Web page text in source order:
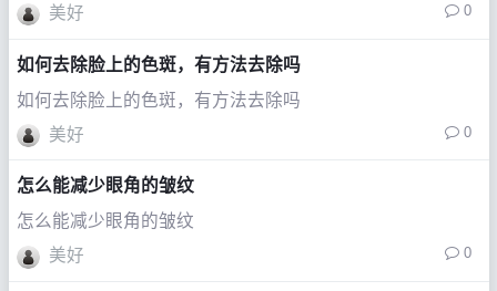
美好
0
如何去除脸上的色斑，有方法去除吗
如何去除脸上的色斑，有方法去除吗
美好
0
怎么能减少眼角的皱纹
怎么能减少眼角的皱纹
美好
0